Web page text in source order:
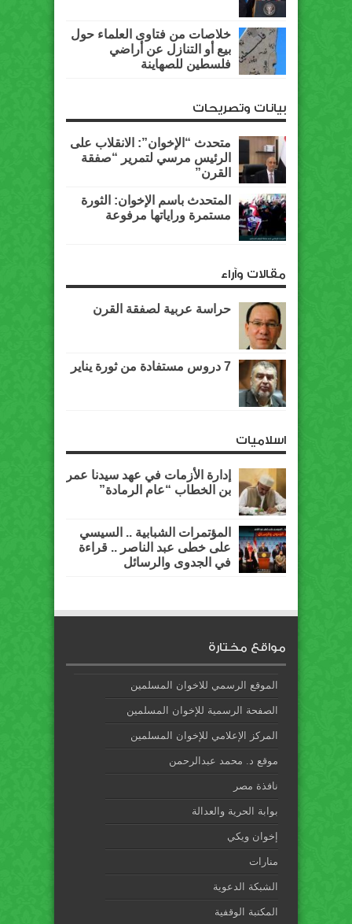
خلاصات من فتاوى العلماء حول
بيع أو التنازل عن أراضي
فلسطين للصهاينة
بيانات وتصريحات
متحدث “الإخوان”: الانقلاب على
الرئيس مرسي لتمرير “صفقة
القرن”
المتحدث باسم الإخوان: الثورة
مستمرة وراياتها مرفوعة
مقالات وآراء
حراسة عربية لصفقة القرن
7 دروس مستفادة من ثورة يناير
اسلاميات
إدارة الأزمات في عهد سيدنا عمر
بن الخطاب “عام الرمادة”
المؤتمرات الشبابية .. السيسي
على خطى عبد الناصر .. قراءة
في الجدوى والرسائل
مواقع مختارة
الموقع الرسمي للاخوان المسلمين
الصفحة الرسمية للإخوان المسلمين
المركز الإعلامي للإخوان المسلمين
موقع د. محمد عبدالرحمن
نافذة مصر
بوابة الحرية والعدالة
إخوان ويكي
منارات
الشبكة الدعوية
المكتبة الوقفية